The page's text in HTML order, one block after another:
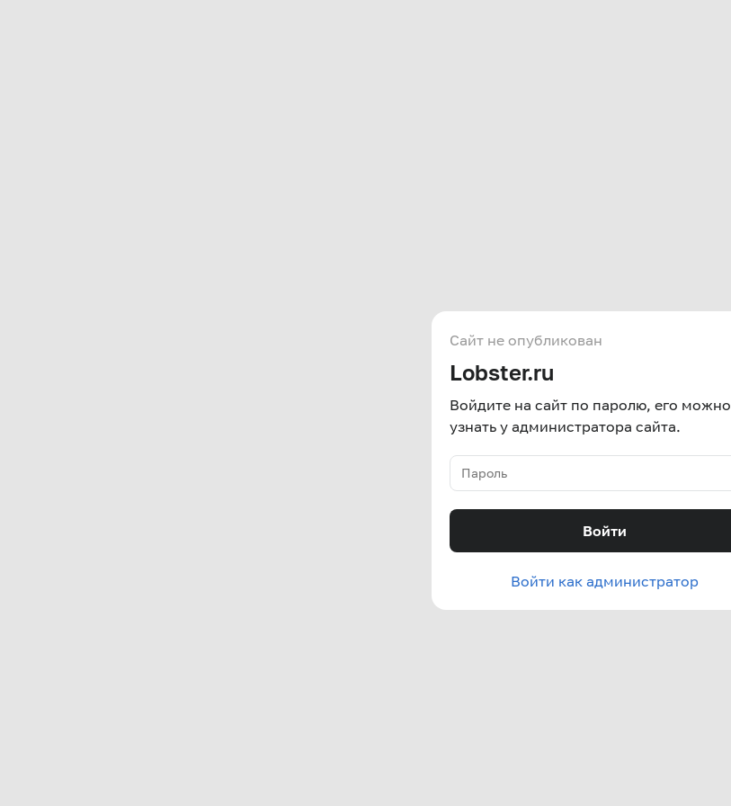
Сайт не опубликован
Lobster.ru
Войдите на сайт по паролю, его можно
узнать у администратора сайта.
Войти
Войти как администратор